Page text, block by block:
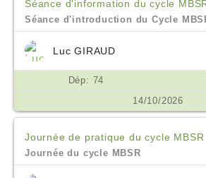
Séance d'information du cycle
Séance d'introduction du Cycle
Luc GIRAUD
Dép: 74
14/10/2026
Journée de pratique du cycle MBSR
Journée du cycle MBSR